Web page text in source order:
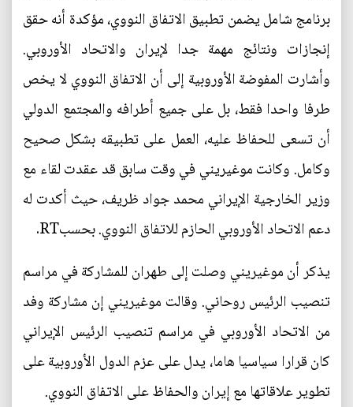
برنامج شامل يضمن تطبيق الاتفاق النووي، مؤكدة أنه حقق
إنجازات ونتائج مهمة جدا لإيران والاتحاد الأوروبي.
وأشارت المفوضة الأوروبية إلى أن الاتفاق النووي لا يخص
طرفا واحدا فقط، بل على جميع أطرافه والمجتمع الدولي
أن تسعى للحفاظ عليه، العمل على تطبيقه بشكل صحيح
وكامل. وكانت موغيريني في وقت سابق قد عقدت لقاء مع
وزير الخارجية الإيراني محمد جواد ظريف، حيث أكدت له
دعم الاتحاد الأوروبي الحازم للاتفاق النووي. بحسبRT.
يذكر أن موغيريني وصلت إلى طهران للمشاركة في مراسم
تنصيب الرئيس روحاني. وقالت موغيريني إن مشاركة وفد
من الاتحاد الأوروبي في مراسم تنصيب الرئيس الإيراني
كان قرارا سياسيا هاما، يدل على عزم الدول الأوروبية على
تطوير علاقاتها مع إيران والحفاظ على الاتفاق النووي.